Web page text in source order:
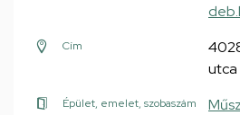
Cím
Épület, emelet, szobaszám